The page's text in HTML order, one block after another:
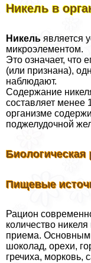
Никель в
Никель является
микроэлементом.
Это означает, что
(или признана),
наблюдают.
Содержание
составляет менее
организме
поджелудочной
Биологическая
Пищевые
Рацион
количество
приема.
шоколад, орехи,
гречиха, морковь,